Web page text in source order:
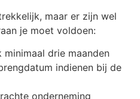
maar er zijn wel
je moet voldoen:
drie maanden
indienen bij de
onderneming